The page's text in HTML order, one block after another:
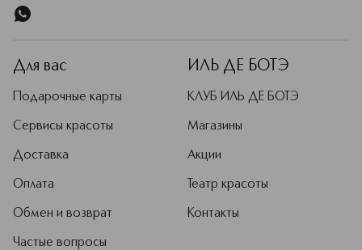
Для вас
Подарочные карты
Сервисы красоты
Доставка
Оплата
Обмен и возврат
Частые вопросы
ИЛЬ ДЕ БОТЭ
КЛУБ ИЛЬ ДЕ БОТЭ
Магазины
Акции
Театр красоты
Контакты